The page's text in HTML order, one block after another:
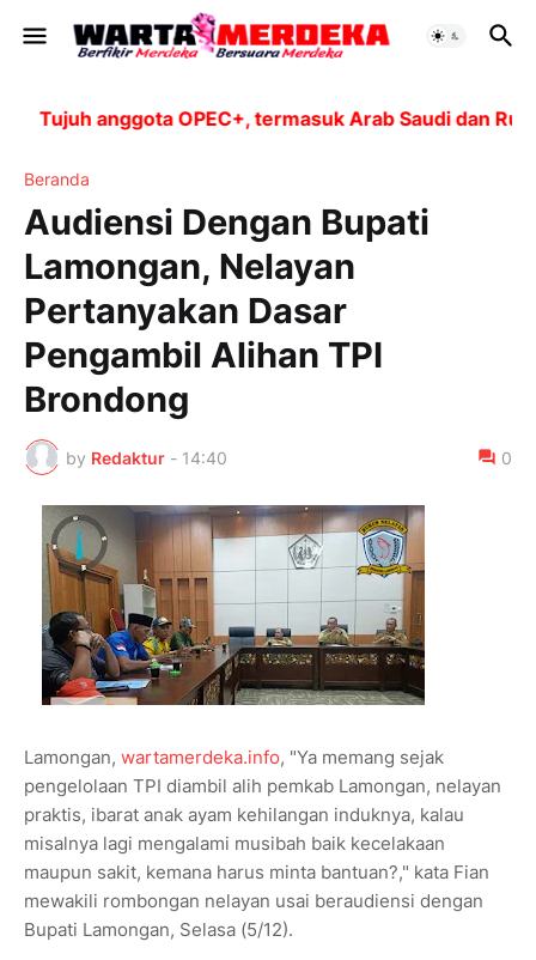
Tujuh anggota OPEC+, termasuk Arab Saudi dan
Beranda
Audiensi Dengan Bupati
Lamongan, Nelayan
Pertanyakan Dasar
Pengambil Alihan TPI
Brondong
by Redaktur - 14:40 0
Lamongan, wartamerdeka.info, "Ya memang sejak
pengelolaan TPI diambil alih pemkab Lamongan, nelayan
praktis, ibarat anak ayam kehilangan induknya, kalau
misalnya lagi mengalami musibah baik kecelakaan
maupun sakit, kemana harus minta bantuan?," kata Fian
mewakili rombongan nelayan usai beraudiensi dengan
Bupati Lamongan, Selasa (5/12).